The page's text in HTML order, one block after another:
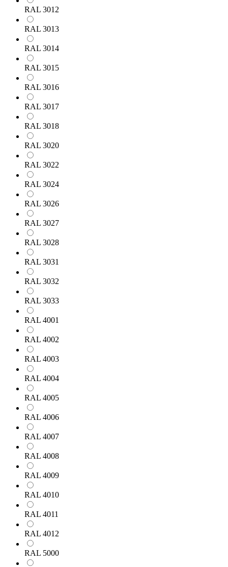
RAL 3012
RAL 3013
RAL 3014
RAL 3015
RAL 3016
RAL 3017
RAL 3018
RAL 3020
RAL 3022
RAL 3024
RAL 3026
RAL 3027
RAL 3028
RAL 3031
RAL 3032
RAL 3033
RAL 4001
RAL 4002
RAL 4003
RAL 4004
RAL 4005
RAL 4006
RAL 4007
RAL 4008
RAL 4009
RAL 4010
RAL 4011
RAL 4012
RAL 5000